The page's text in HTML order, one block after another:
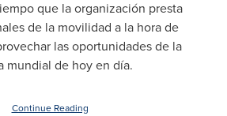
que la organización presta
de la movilidad a la hora de
las oportunidades de la
mundial de hoy en día.
Continue Reading